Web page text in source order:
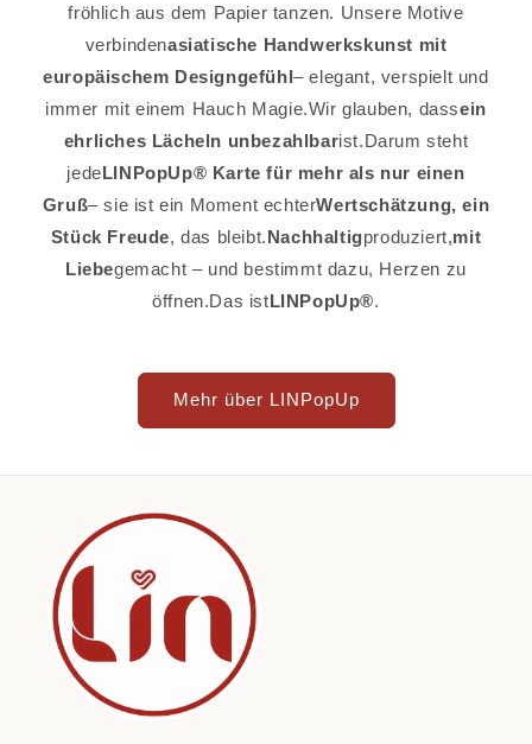
fröhlich aus dem Papier tanzen. Unsere Motive
verbindenasiatische Handwerkskunst mit
europäischem Designgefühl– elegant, verspielt und
immer mit einem Hauch Magie.Wir glauben, dassein
ehrliches Lächeln unbezahlbarist.Darum steht
jedeLINPopUp® Karte für mehr als nur einen
Gruß– sie ist ein Moment echterWertschätzung, ein
Stück Freude, das bleibt.Nachhaltigproduziert,mit
Liebegemacht – und bestimmt dazu, Herzen zu
öffnen.Das istLINPopUp®.
Mehr über LINPopUp